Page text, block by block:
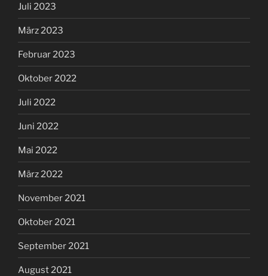
Juli 2023
März 2023
Februar 2023
Oktober 2022
Juli 2022
Juni 2022
Mai 2022
März 2022
November 2021
Oktober 2021
September 2021
August 2021